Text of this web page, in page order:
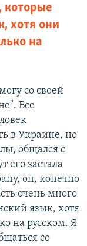
которые
хотя они
на
со своей
Все
в Украине, но
общался с
его застала
он, конечно
очень много
язык, хотя
на русском. Я
со